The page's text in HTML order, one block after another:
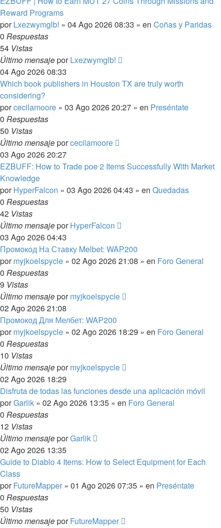
Reward Programs
porLxezwymglb! » 04 Ago 2026 08:33 » en Coñas y Paridas
0 Respuestas
54 Vistas
Último mensajeporLxezwymglb!
04 Ago 2026 08:33
Which book publishers in Houston TX are truly worth
considering?
porcecilamoore » 03 Ago 2026 20:27 » en Preséntate
0 Respuestas
50 Vistas
Último mensajeporcecilamoore
03 Ago 2026 20:27
EZBUFF: How to Trade poe 2 Items Successfully With Market
Knowledge
porHyperFalcon » 03 Ago 2026 04:43 » en Quedadas
0 Respuestas
42 Vistas
Último mensajeporHyperFalcon
03 Ago 2026 04:43
Промокод На Ставку Melbet: WAP200
pormyjkoelspycle » 02 Ago 2026 21:08 » en Foro General
0 Respuestas
9 Vistas
Último mensajepormyjkoelspycle
02 Ago 2026 21:08
Промокод Для Мелбет: WAP200
pormyjkoelspycle » 02 Ago 2026 18:29 » en Foro General
0 Respuestas
10 Vistas
Último mensajepormyjkoelspycle
02 Ago 2026 18:29
Disfruta de todas las funciones desde una aplicación móvil
porGarlik » 02 Ago 2026 13:35 » en Foro General
0 Respuestas
12 Vistas
Último mensajeporGarlik
02 Ago 2026 13:35
Guide to Diablo 4 Items: How to Select Equipment for Each
Class
porFutureMapper » 01 Ago 2026 07:35 » en Preséntate
0 Respuestas
50 Vistas
Último mensajeporFutureMapper